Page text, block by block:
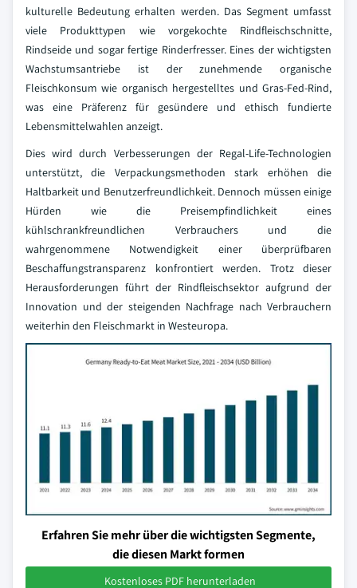
kulturelle Bedeutung erhalten werden. Das Segment umfasst
viele Produkttypen wie vorgekochte Rindfleischschnitte,
Rindseide und sogar fertige Rinderfresser. Eines der wichtigsten
Wachstumsantriebe ist der zunehmende organische
Fleischkonsum wie organisch hergestelltes und Gras-Fed-Rind,
was eine Präferenz für gesündere und ethisch fundierte
Lebensmittelwahlen anzeigt.
Dies wird durch Verbesserungen der Regal-Life-Technologien
unterstützt, die Verpackungsmethoden stark erhöhen die
Haltbarkeit und Benutzerfreundlichkeit. Dennoch müssen einige
Hürden wie die Preisempfindlichkeit eines
kühlschrankfreundlichen Verbrauchers und die
wahrgenommene Notwendigkeit einer überprüfbaren
Beschaffungstransparenz konfrontiert werden. Trotz dieser
Herausforderungen führt der Rindfleischsektor aufgrund der
Innovation und der steigenden Nachfrage nach Verbrauchern
weiterhin den Fleischmarkt in Westeuropa.
Erfahren Sie mehr über die wichtigsten Segmente,
die diesen Markt formen
Kostenloses PDF herunterladen